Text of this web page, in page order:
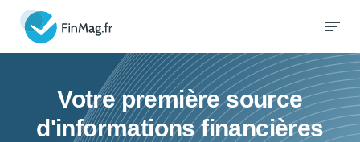
Votre première source
d'informations financières